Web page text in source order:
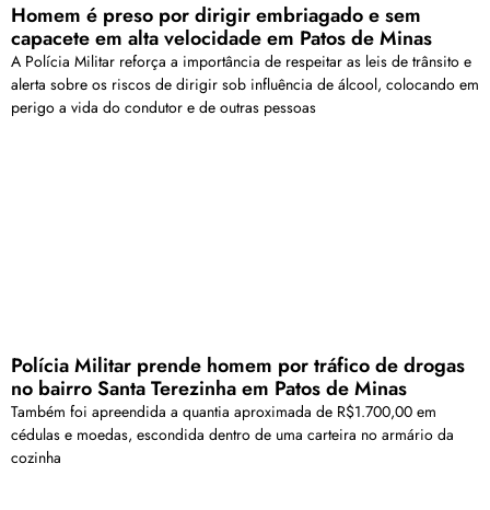
Homem é preso por dirigir embriagado e sem
capacete em alta velocidade em Patos de Minas
A Polícia Militar reforça a importância de respeitar as leis de trânsito e
alerta sobre os riscos de dirigir sob influência de álcool, colocando em
perigo a vida do condutor e de outras pessoas
Polícia Militar prende homem por tráfico de drogas
no bairro Santa Terezinha em Patos de Minas
Também foi apreendida a quantia aproximada de R$1.700,00 em
cédulas e moedas, escondida dentro de uma carteira no armário da
cozinha